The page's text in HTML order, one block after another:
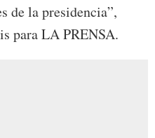
de la presidencia”,
para LA PRENSA.